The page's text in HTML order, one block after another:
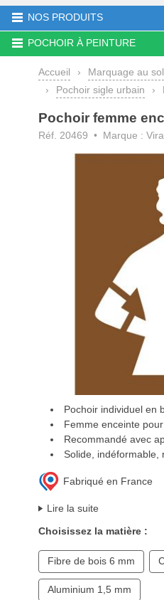
NOS PRODUITS
POCHOIR À PEINTURE
Accueil › Marquage au sol
›
Pochoir sigle urbain ›
Pochoir femme
Réf. 20469 • Marque :
Pochoir individuel en
Femme enceinte
Recommandé avec
Solide, indéformable,
Fabriqué en France
Lire la suite
Choisissez la matière :
Fibre de bois 6 mm
Aluminium 1,5 mm